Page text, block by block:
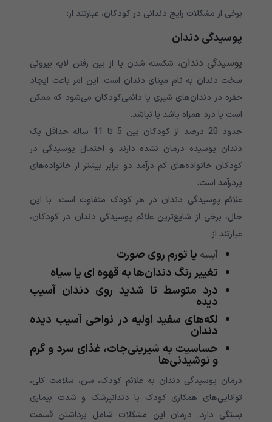
برخی از مشکلات رایج دندانی در کودکان، عبارتند از:
پوسیدگی دندان
پوسیدگی دندان، شکسته شدن یا از بین رفتن لایه بیرونی
سخت دندان به نام مینای دندان است. این امر باعث ایجاد
حفره در دندان‌های شیری یا دائمی‌‌‌‌‌‌‌‌‌‌‌‌‌‌‌‌‌‌‌‌‌‌‌‌‌‌‌‌‌‌‌‌‌‌‌‌‌‌‌‌‌‌‌‌‌‌‌‌‌‌‌‌کودکان می‌‌‌‌‌‌‌‌‌‌‌‌‌‌‌‌‌‌‌‌‌‌‌‌‌‌‌‌‌‌‌‌‌‌‌‌‌‌‌‌‌‌‌‌‌‌‌‌‌‌‌‌شود که ممکن
است با درد همراه باشد یا نباشد.
حدود 20 درصد از کودکان بین 5 تا 11 ساله حداقل یک
دندان پوسیده درمان نشده دارند و احتمال پوسیدگی در
کودکان خانواده‌های کم درآمد دو برابر بیشتر از خانواده‌های
پردرآمد است.
علائم پوسیدگی دندان در هر کودک متفاوت است. با این
حال، برخی از شایع‌ترین علائم پوسیدگی دندان در کودکان،
عبارتند از:
آبسه یا تورم روی صورت
تغییر رنگ دندان‌ها به قهوه ای یا سیاه
درد متوسط ​​تا شدید روی دندان آسیب
دیده
لکه‌های سفید اولیه در نواحی آسیب دیده
دندان
حساسیت به شیرینی‌جات، غذای سرد و گرم
و نوشیدنی‌‌‌‌‌‌‌‌‌‌‌‌‌‌‌‌‌‌‌‌‌‌‌‌‌‌‌‌‌‌‌‌‌‌‌‌‌‌‌‌‌‌‌‌‌‌ها
درمان پوسیدگی دندان به علائم کودک، سن، سلامت کلی،
توانایی‌‌‌‌‌‌‌‌‌‌‌‌‌‌‌‌‌‌‌‌‌‌‌‌‌‌‌‌‌‌‌‌‌‌‌‌‌‌‌‌‌‌‌‌‌‌های همکاری کودک با دندانپزشک و شدت بیماری
بستگی دارد. درمان این مشکلات شامل برداشتن قسمت